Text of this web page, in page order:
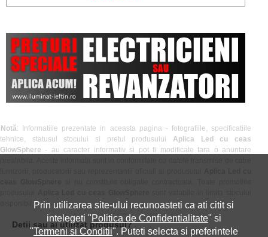
Notă: Informatiile prezentate in aceasta pagina - fotografiile, specificatiile
tehnice, statusul stocului si pretul produsului Aplica Led cu ceas
GlowSphere - au caracter informativ si pot fi modificate fara o anuntare
Detii sau ai utilizat produsul?
Prin utilizarea site-ului recunoasteti ca ati citit si
intelegeti "Politica de Confidentialitate" si
"Termeni si Conditii". Puteti selecta si preferintele